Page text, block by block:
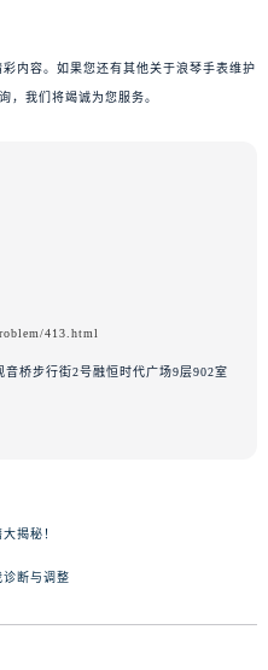
内容。如果您还有其他关于浪琴手表维护
，我们将竭诚为您服务。
413.html
桥步行街2号融恒时代广场9层902室
揭秘！
断与调整